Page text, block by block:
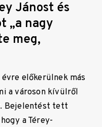
Jánost és
„a nagy
meg,
előkerülnek más
a városon kívülről
Bejelentést tett
a Térey-